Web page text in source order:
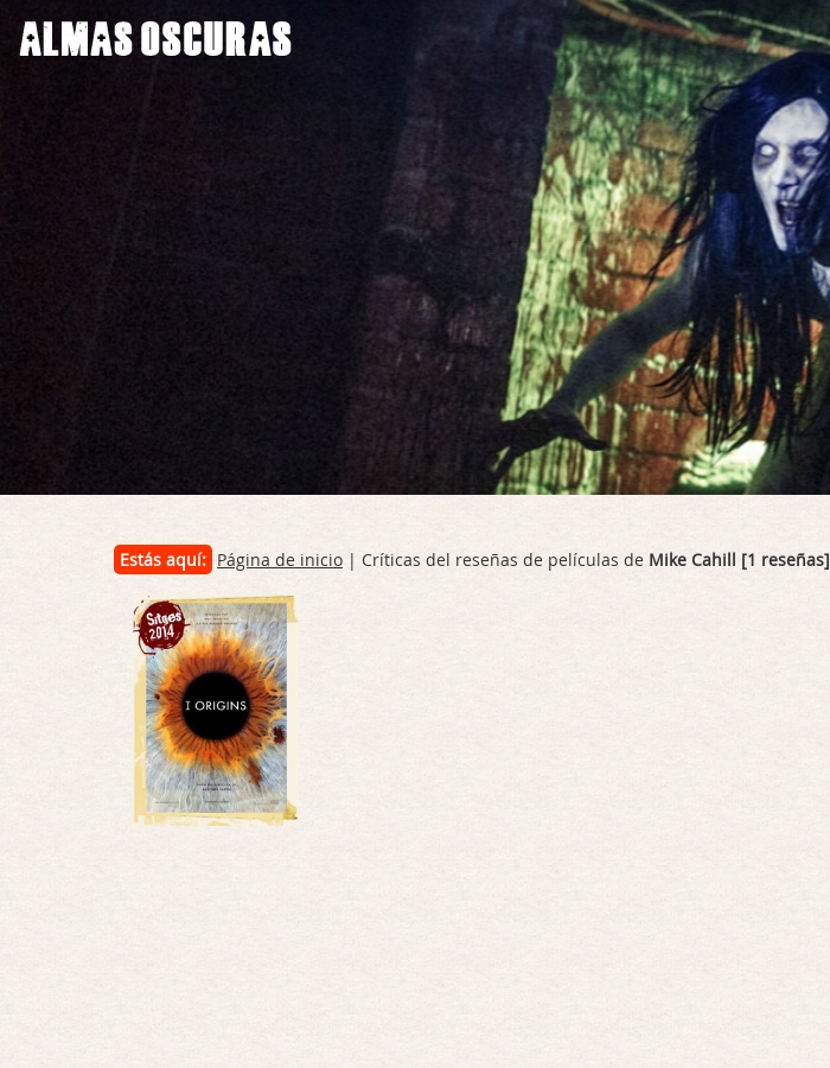
Estás aquí: Página de inicio | Críticas del reseñas de películas de Mike Cahill [1 reseñas]